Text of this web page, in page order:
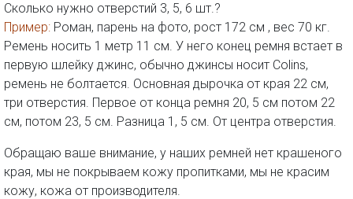
Сколько нужно отверстий 3, 5, 6 шт.?
Пример: Роман, парень на фото, рост 172 см , вес 70 кг.
Ремень носить 1 метр 11 см. У него конец ремня встает в
первую шлейку джинс, обычно джинсы носит Colins,
ремень не болтается. Основная дырочка от края 22 см,
три отверстия. Первое от конца ремня 20, 5 см потом 22
см, потом 23, 5 см. Разница 1, 5 см. От центра отверстия.
Обращаю ваше внимание, у наших ремней нет крашеного
края, мы не покрываем кожу пропитками, мы не красим
кожу, кожа от производителя.